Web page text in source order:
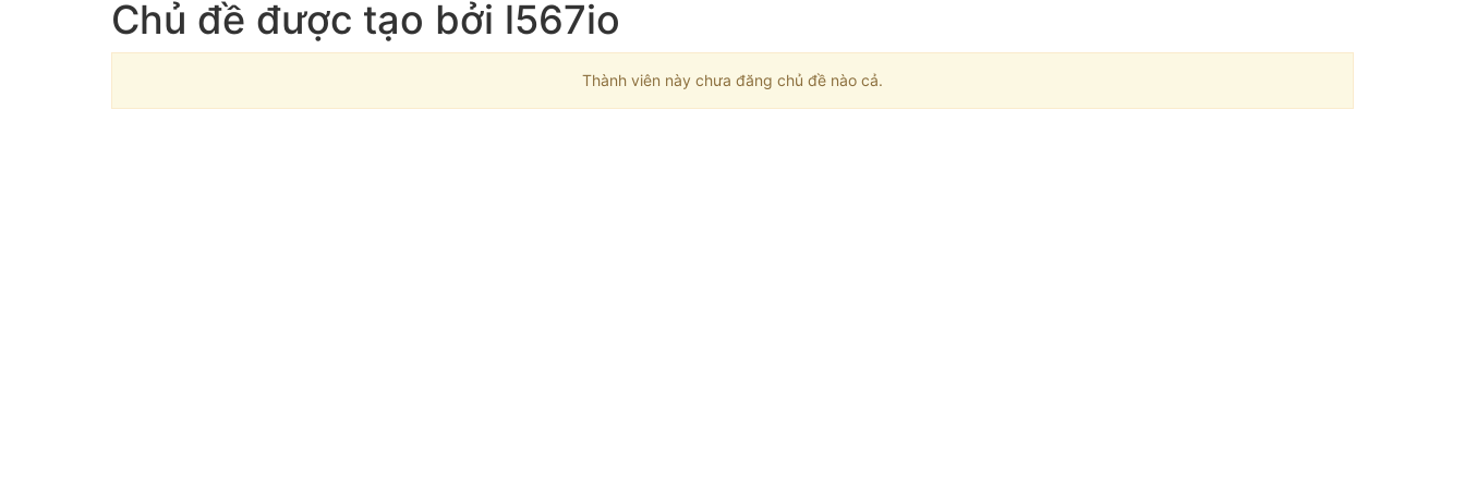
Chủ đề được tạo bởi l567io
Thành viên này chưa đăng chủ đề nào cả.